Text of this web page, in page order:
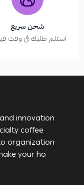
شحن سريع
استلم طلبك في وقت
innovation
coffee
organization
your ho